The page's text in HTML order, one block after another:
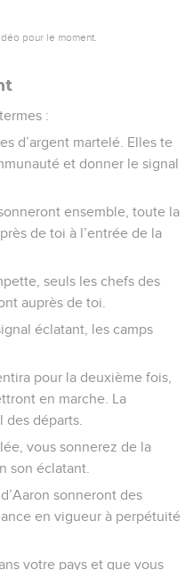
pour le moment.
:
d’argent martelé. Elles te
et donner le signal
ensemble, toute la
de toi à l’entrée de la
seuls les chefs des
auprès de toi.
éclatant, les camps
pour la deuxième fois,
en marche. La
départs.
vous sonnerez de la
son éclatant.
sonneront des
en vigueur à perpétuité
votre pays et que vous